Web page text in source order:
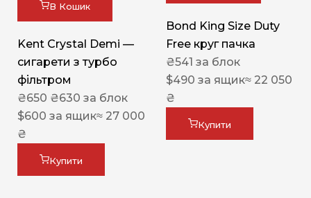
В Кошик
Kent Crystal Demi —
сигарети з турбо
фільтром
₴650 ₴630 за блок
$600 за ящик≈ 27 000
₴
Купити
Bond King Size Duty
Free круг пачка
₴541 за блок
$490 за ящик≈ 22 050
₴
Купити